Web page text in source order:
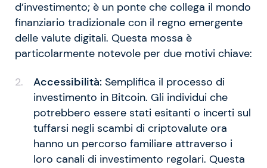
d’investimento; è un ponte che collega il mondo
finanziario tradizionale con il regno emergente
delle valute digitali. Questa mossa è
particolarmente notevole per due motivi chiave:
Accessibilità: Semplifica il processo di
investimento in Bitcoin. Gli individui che
potrebbero essere stati esitanti o incerti sul
tuffarsi negli scambi di criptovalute ora
hanno un percorso familiare attraverso i
loro canali di investimento regolari. Questa